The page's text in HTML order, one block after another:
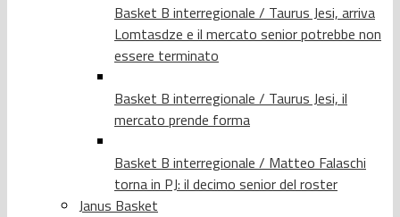
Basket B interregionale / Taurus Jesi, arriva
Lomtasdze e il mercato senior potrebbe non
essere terminato
Basket B interregionale / Taurus Jesi, il
mercato prende forma
Basket B interregionale / Matteo Falaschi
torna in PJ: il decimo senior del roster
Janus Basket